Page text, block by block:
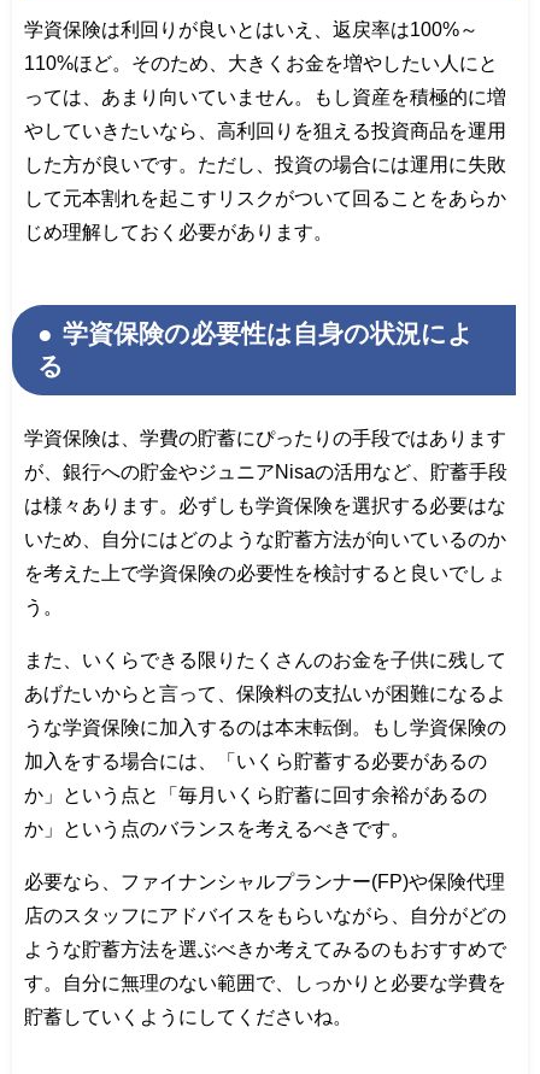
学資保険は利回りが良いとはいえ、返戻率は100%～
110%ほど。そのため、大きくお金を増やしたい人にと
っては、あまり向いていません。もし資産を積極的に増
やしていきたいなら、高利回りを狙える投資商品を運用
した方が良いです。ただし、投資の場合には運用に失敗
して元本割れを起こすリスクがついて回ることをあらか
じめ理解しておく必要があります。
学資保険の必要性は自身の状況によ
る
学資保険は、学費の貯蓄にぴったりの手段ではあります
が、銀行への貯金やジュニアNisaの活用など、貯蓄手段
は様々あります。必ずしも学資保険を選択する必要はな
いため、自分にはどのような貯蓄方法が向いているのか
を考えた上で学資保険の必要性を検討すると良いでしょ
う。
また、いくらできる限りたくさんのお金を子供に残して
あげたいからと言って、保険料の支払いが困難になるよ
うな学資保険に加入するのは本末転倒。もし学資保険の
加入をする場合には、「いくら貯蓄する必要があるの
か」という点と「毎月いくら貯蓄に回す余裕があるの
か」という点のバランスを考えるべきです。
必要なら、ファイナンシャルプランナー(FP)や保険代理
店のスタッフにアドバイスをもらいながら、自分がどの
ような貯蓄方法を選ぶべきか考えてみるのもおすすめで
す。自分に無理のない範囲で、しっかりと必要な学費を
貯蓄していくようにしてくださいね。